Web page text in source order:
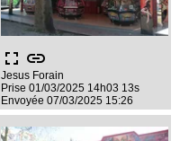
fullscreen link
Jesus Forain
Prise 01/03/2025 14h03 13s
Envoyée 07/03/2025 15:26